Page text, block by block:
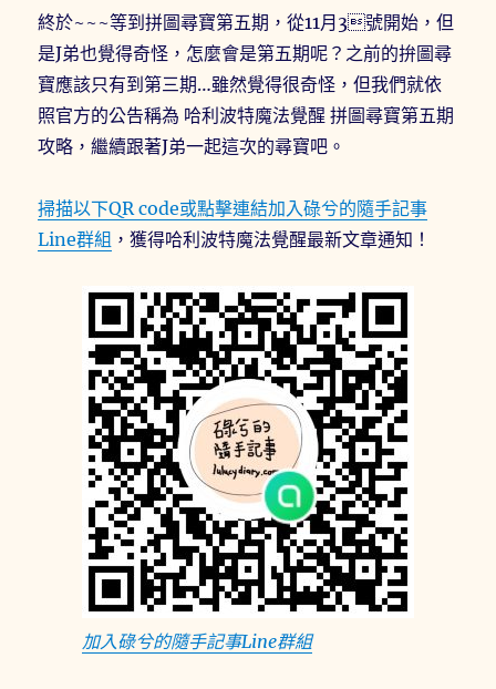
終於~~~等到拼圖尋寶第五期，從11月3號開始，但
是J弟也覺得奇怪，怎麼會是第五期呢？之前的拚圖尋
寶應該只有到第三期…雖然覺得很奇怪，但我們就依
照官方的公告稱為 哈利波特魔法覺醒 拼圖尋寶第五期
攻略，繼續跟著J弟一起這次的尋寶吧。
掃描以下QR code或點擊連結加入碌兮的隨手記事
Line群組 ，獲得哈利波特魔法覺醒最新文章通知！
加入碌兮的隨手記事Line群組